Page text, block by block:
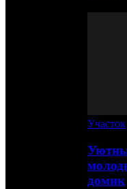
Участок
домик